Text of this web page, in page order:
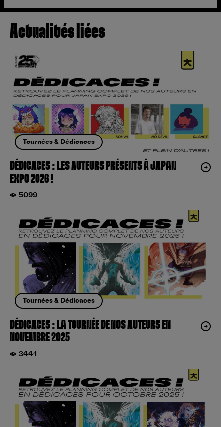
Actualités liées
Tournées & Dédicaces
DÉDICACES : LES AUTEURS PRÉSENTS À JAPAN
EXPO 2026 !
5099
Tournées & Dédicaces
DÉDICACES : LA TOURNÉE DE NOS AUTEURS EN
NOVEMBRE 2025
3441